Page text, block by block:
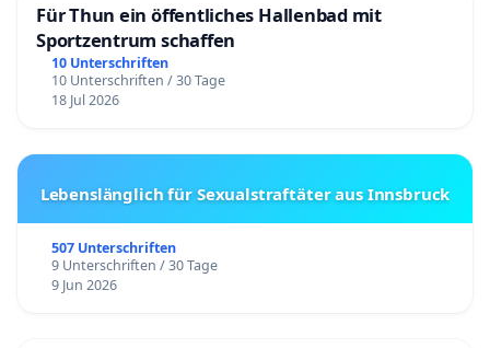
Für Thun ein öffentliches Hallenbad mit
Sportzentrum schaffen
10 Unterschriften
10 Unterschriften / 30 Tage
18 Jul 2026
Lebenslänglich für Sexualstraftäter aus Innsbruck
507 Unterschriften
9 Unterschriften / 30 Tage
9 Jun 2026